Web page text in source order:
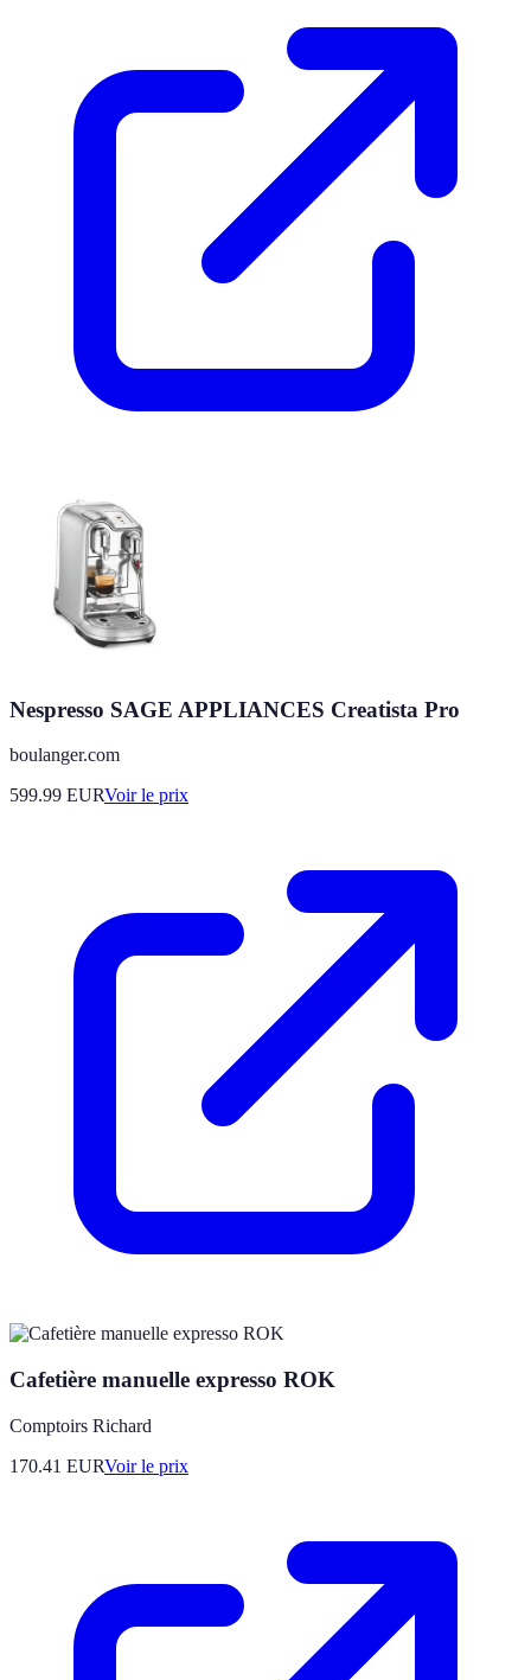
Nespresso SAGE APPLIANCES Creatista Pro
boulanger.com
599.99 EURVoir le prix
Cafetière manuelle expresso ROK
Comptoirs Richard
170.41 EURVoir le prix